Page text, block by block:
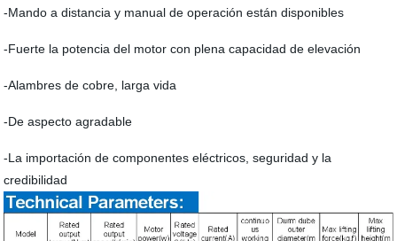
-Mando a distancia y manual de operación están disponibles
-Fuerte la potencia del motor con plena capacidad de elevación
-Alambres de cobre, larga vida
-De aspecto agradable
-La importación de componentes eléctricos, seguridad y la
credibilidad